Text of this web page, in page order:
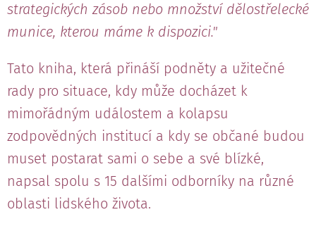
strategických zásob nebo množství dělostřelecké
munice, kterou máme k dispozici."
Tato kniha, která přináší podněty a užitečné
rady pro situace, kdy může docházet k
mimořádným událostem a kolapsu
zodpovědných institucí a kdy se občané budou
muset postarat sami o sebe a své blízké,
napsal spolu s 15 dalšími odborníky na různé
oblasti lidského života.